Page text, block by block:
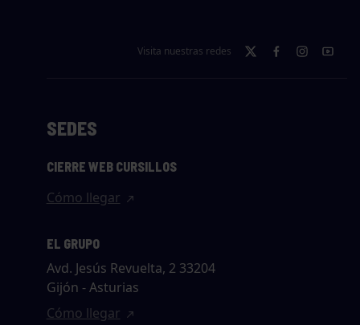
Visita nuestras redes
SEDES
CIERRE WEB CURSILLOS
Cómo llegar
EL GRUPO
Avd. Jesús Revuelta, 2 33204
Gijón - Asturias
Cómo llegar